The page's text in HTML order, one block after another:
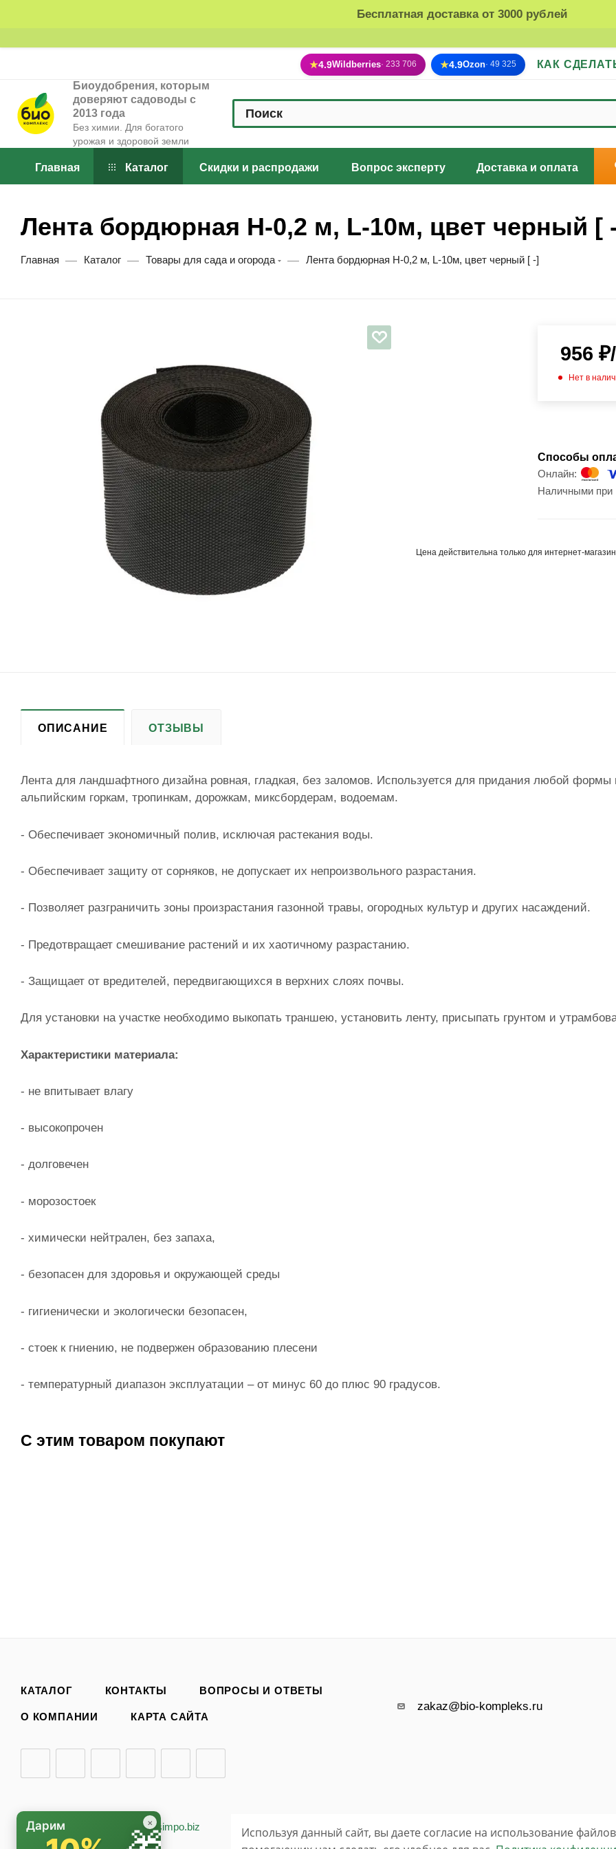
Бесплатная доставка от 3000 рублей
★4.9Wildberries· 233 706 ★4.9Ozon· 49 325
КАК
Биоудобрения, которым
доверяют садоводы с
2013 года
Без химии. Для богатого
урожая и здоровой земли
Главная Каталог Скидки и распродажи Вопрос эксперту Доставка и оплата
Лента бордюрная H-0,2 м, L-10м, цвет черный [
Главная — Каталог — Товары для сада и огорода — Лента бордюрная H-0,2 м, L-10м, цвет черный [ -]
956 ₽
Нет в
Способы
Онлайн:
Наличными при
Цена действительна только для интернет-
ОПИСАНИЕ ОТЗЫВЫ
Лента для ландшафтного дизайна ровная, гладкая, без заломов. Используется для придания любой
альпийским горкам, тропинкам, дорожкам, миксбордерам, водоемам.
- Обеспечивает экономичный полив, исключая растекания воды.
- Обеспечивает защиту от сорняков, не допускает их непроизвольного разрастания.
- Позволяет разграничить зоны произрастания газонной травы, огородных культур и других насаждений.
- Предотвращает смешивание растений и их хаотичному разрастанию.
- Защищает от вредителей, передвигающихся в верхних слоях почвы.
Для установки на участке необходимо выкопать траншею, установить ленту, присыпать грунтом и
Характеристики материала:
- не впитывает влагу
- высокопрочен
- долговечен
- морозостоек
- химически нейтрален, без запаха,
- безопасен для здоровья и окружающей среды
- гигиенически и экологически безопасен,
- стоек к гниению, не подвержен образованию плесени
- температурный диапазон эксплуатации – от минус 60 до плюс 90 градусов.
С этим товаром покупают
КАТАЛОГ КОНТАКТЫ ВОПРОСЫ И ОТВЕТЫ
О КОМПАНИИ КАРТА САЙТА
zakaz@bio-kompleks.ru
2026 © «БИО-комплекс» simpo.biz
Используя данный сайт, вы даете согласие на использование
Дарим ×